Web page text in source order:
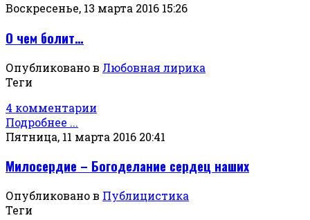
Воскресенье, 13 марта 2016 15:26
О чем болит…
Опубликовано в Любовная лирика
Теги
4 комментарии
Подробнее ...
Пятница, 11 марта 2016 20:41
Милосердие – Богоделание сердец наших
Опубликовано в Публицистика
Теги